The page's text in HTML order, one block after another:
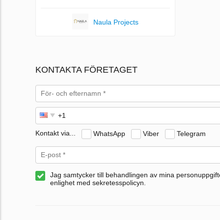
Naula Projects
KONTAKTA FÖRETAGET
Kontakt via... WhatsApp Viber Telegram
Jag samtycker till behandlingen av mina
enlighet med sekretesspolicyn.